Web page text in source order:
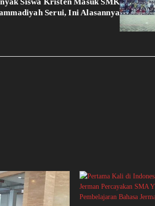
Serui, Ini Alasannya